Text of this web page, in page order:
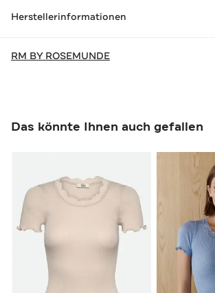
Herstellerinformationen
RM BY ROSEMUNDE
Das könnte Ihnen auch gefallen